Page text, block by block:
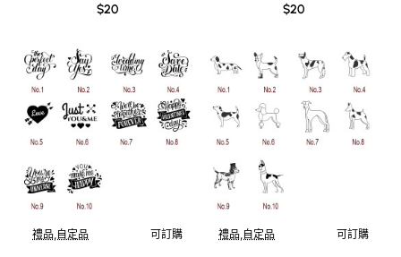
$20 $20
禮品,自定品 可訂購 禮品,自定品 可訂購